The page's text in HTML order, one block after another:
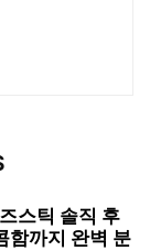
스틱 솔직 후
함까지 완벽 분